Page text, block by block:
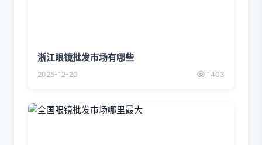
浙江眼镜批发市场有哪些
2025-12-20 1403